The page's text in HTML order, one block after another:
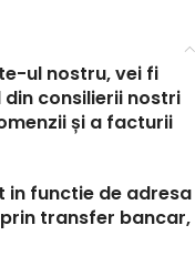
ul nostru, vei fi
consilierii nostri
și a facturii
in functie de adresa
transfer bancar,